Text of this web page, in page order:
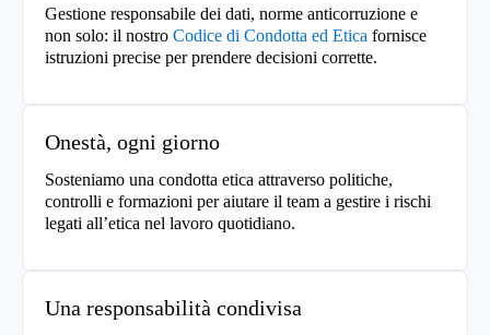
Gestione responsabile dei dati, norme anticorruzione e
non solo: il nostro Codice di Condotta ed Etica fornisce
istruzioni precise per prendere decisioni corrette.
Onestà, ogni giorno
Sosteniamo una condotta etica attraverso politiche,
controlli e formazioni per aiutare il team a gestire i rischi
legati all’etica nel lavoro quotidiano.
Una responsabilità condivisa